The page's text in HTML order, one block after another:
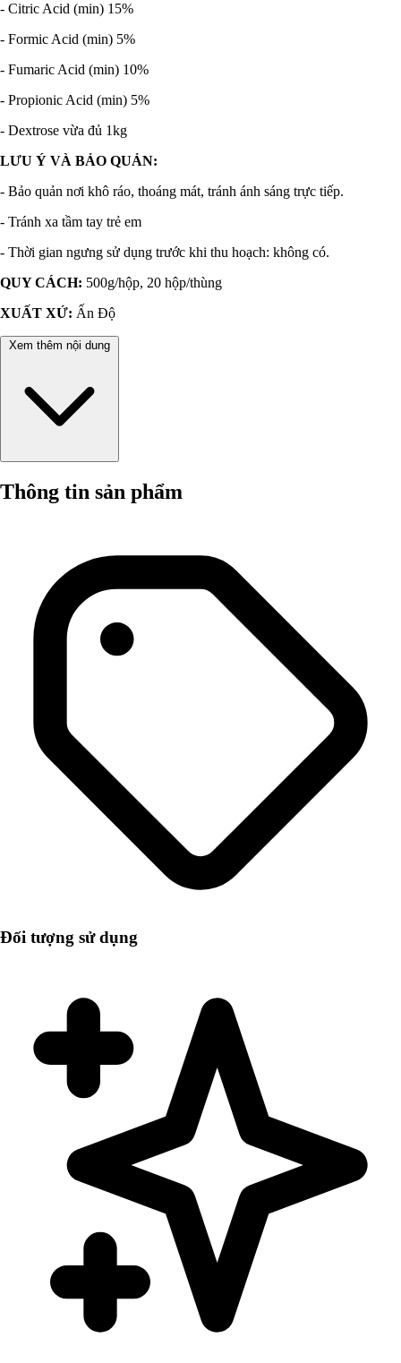
- Citric Acid (min) 15%
- Formic Acid (min) 5%
- Fumaric Acid (min) 10%
- Propionic Acid (min) 5%
- Dextrose vừa đủ 1kg
LƯU Ý VÀ BẢO QUẢN:
- Bảo quản nơi khô ráo, thoáng mát, tránh ánh sáng trực tiếp.
- Tránh xa tầm tay trẻ em
- Thời gian ngưng sử dụng trước khi thu hoạch: không có.
QUY CÁCH: 500g/hộp, 20 hộp/thùng
XUẤT XỨ: Ấn Độ
Xem thêm nội dung
Thông tin sản phẩm
Đối tượng sử dụng